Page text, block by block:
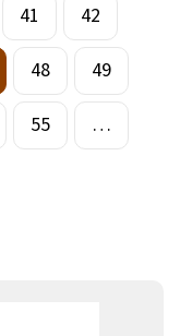
41
42
48
49
55
…